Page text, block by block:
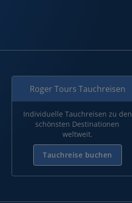
Roger Tours Tauchreisen
Individuelle Tauchreisen zu den
schönsten Destinationen
weltweit.
Tauchreise buchen